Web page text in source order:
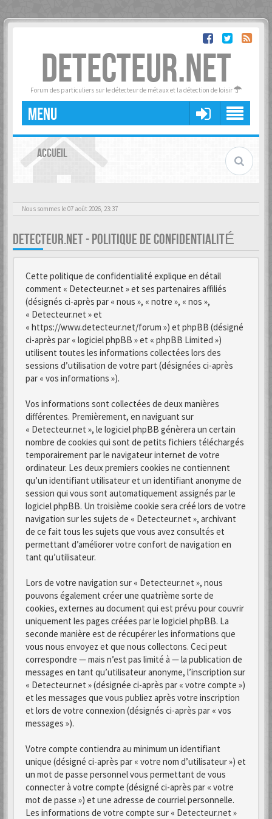
DETECTEUR.NET
Forum des particuliers sur le détecteur de métaux et la détection de loisir
MENU
ACCUEIL
Nous sommes le 07 août 2026, 23:37
DETECTEUR.NET - POLITIQUE DE CONFIDENTIALITÉ
Cette politique de confidentialité explique en détail
comment « Detecteur.net » et ses partenaires affiliés
(désignés ci-après par « nous », « notre », « nos »,
« Detecteur.net » et
« https://www.detecteur.net/forum ») et phpBB (désigné
ci-après par « logiciel phpBB » et « phpBB Limited »)
utilisent toutes les informations collectées lors des
sessions d’utilisation de votre part (désignées ci-après
par « vos informations »).
Vos informations sont collectées de deux manières
différentes. Premièrement, en naviguant sur
« Detecteur.net », le logiciel phpBB génèrera un certain
nombre de cookies qui sont de petits fichiers téléchargés
temporairement par le navigateur internet de votre
ordinateur. Les deux premiers cookies ne contiennent
qu’un identifiant utilisateur et un identifiant anonyme de
session qui vous sont automatiquement assignés par le
logiciel phpBB. Un troisième cookie sera créé lors de votre
navigation sur les sujets de « Detecteur.net », archivant
de ce fait tous les sujets que vous avez consultés et
permettant d’améliorer votre confort de navigation en
tant qu’utilisateur.
Lors de votre navigation sur « Detecteur.net », nous
pouvons également créer une quatrième sorte de
cookies, externes au document qui est prévu pour couvrir
uniquement les pages créées par le logiciel phpBB. La
seconde manière est de récupérer les informations que
vous nous envoyez et que nous collectons. Ceci peut
correspondre — mais n’est pas limité à — la publication de
messages en tant qu’utilisateur anonyme, l’inscription sur
« Detecteur.net » (désignée ci-après par « votre compte »)
et les messages que vous publiez après votre inscription
et lors de votre connexion (désignés ci-après par « vos
messages »).
Votre compte contiendra au minimum un identifiant
unique (désigné ci-après par « votre nom d’utilisateur ») et
un mot de passe personnel vous permettant de vous
connecter à votre compte (désigné ci-après par « votre
mot de passe ») et une adresse de courriel personnelle.
Les informations de votre compte sur « Detecteur.net »